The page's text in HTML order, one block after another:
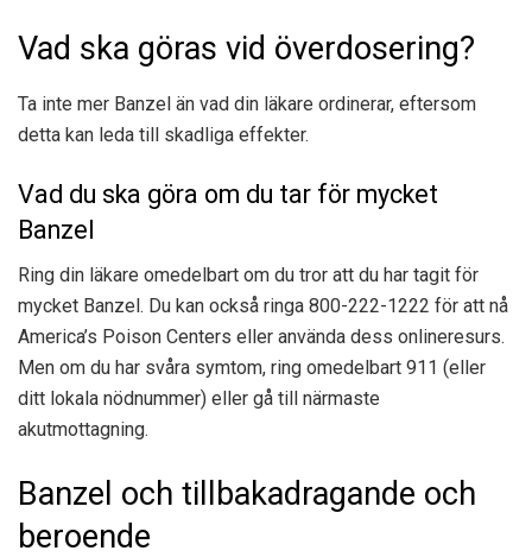
Vad ska göras vid överdosering?
Ta inte mer Banzel än vad din läkare ordinerar, eftersom
detta kan leda till skadliga effekter.
Vad du ska göra om du tar för mycket
Banzel
Ring din läkare omedelbart om du tror att du har tagit för
mycket Banzel. Du kan också ringa 800-222-1222 för att nå
America’s Poison Centers eller använda dess onlineresurs.
Men om du har svåra symtom, ring omedelbart 911 (eller
ditt lokala nödnummer) eller gå till närmaste
akutmottagning.
Banzel och tillbakadragande och
beroende